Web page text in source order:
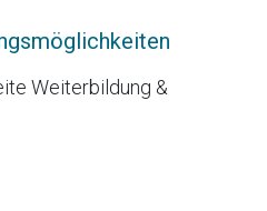
Weiterbildung &